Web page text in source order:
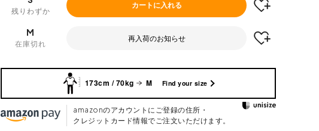
残りわずか
カートに入れる
M
在庫切れ
再入荷のお知らせ
173cm / 70kg M Find your size
amazonのアカウントにご登録の住所・
クレジットカード情報でご注文いただけます。